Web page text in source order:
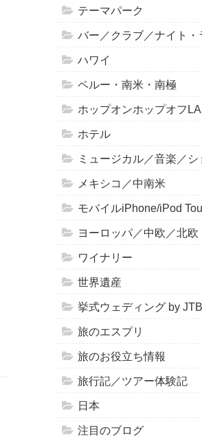
テーマパーク
バー／クラブ／ナイト・
ハワイ
ペルー・南米・南極
ホップオンホップオフLA
ホテル
ミュージカル／音楽／シ
メキシコ／中南米
モバイルiPhone/iPod
ヨーロッパ／中欧／北欧
ワイナリー
世界遺産
挙式ウェディング by JTB
旅のエスプリ
旅のお役立ち情報
旅行記／ツアー体験記
日本
注目のブログ